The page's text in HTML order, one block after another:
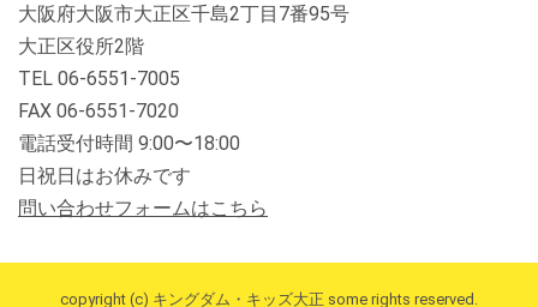
大阪府大阪市大正区千島2丁目7番95号
大正区役所2階
TEL 06-6551-7005
FAX 06-6551-7020
電話受付時間 9:00〜18:00
日祝日はお休みです
問い合わせフォームはこちら
copyright (c) キングダム・キッズ大正 some rights reserved.